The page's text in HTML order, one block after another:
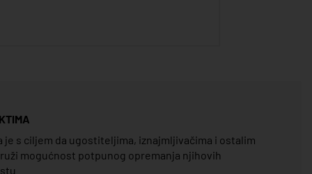
je s ciljem da ugostiteljima, iznajmljivačima i ostalim
mogućnost potpunog opremanja njihovih